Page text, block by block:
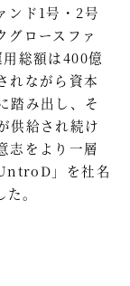
ンド1号・2号
グロースファ
総額は400億
れながら資本
踏み出し、そ
供給され続け
志をより一層
」を社名
。